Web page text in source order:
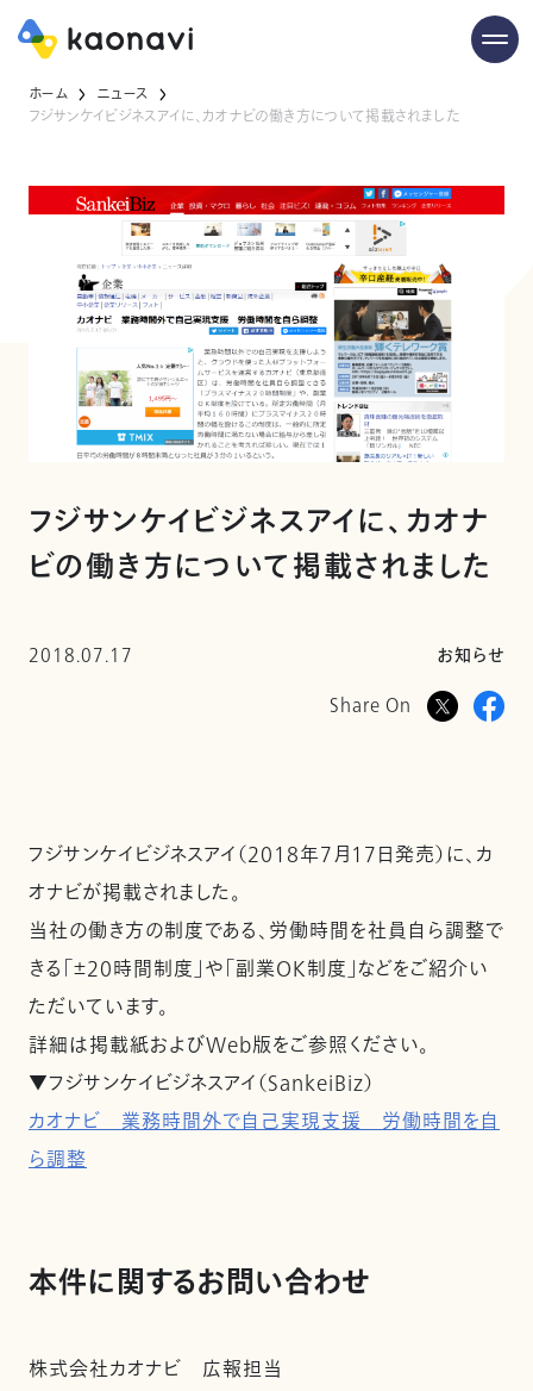
ホーム
ニュース
フジサンケイビジネスアイに、カオナビの働き方について掲載されました
フジサンケイビジネスアイに、カオナ
ビの働き方について掲載されました
2018.07.17 お知らせ
Share On
フジサンケイビジネスアイ（2018年7月17日発売）に、カ
オナビが掲載されました。
当社の働き方の制度である、労働時間を社員自ら調整で
きる「±20時間制度」や「副業OK制度」などをご紹介い
ただいています。
詳細は掲載紙およびWeb版をご参照ください。
▼フジサンケイビジネスアイ（SankeiBiz）
カオナビ 業務時間外で自己実現支援 労働時間を自
ら調整
本件に関するお問い合わせ
株式会社カオナビ 広報担当